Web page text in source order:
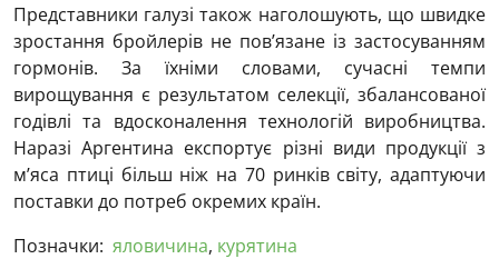
Представники галузі також наголошують, що швидке
зростання бройлерів не пов’язане із застосуванням
гормонів. За їхніми словами, сучасні темпи
вирощування є результатом селекції, збалансованої
годівлі та вдосконалення технологій виробництва.
Наразі Аргентина експортує різні види продукції з
м’яса птиці більш ніж на 70 ринків світу, адаптуючи
поставки до потреб окремих країн.
Позначки: яловичина, курятина